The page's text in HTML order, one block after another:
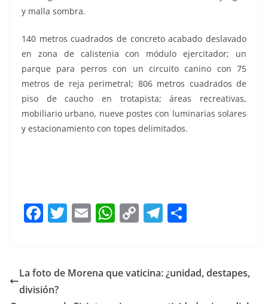
y malla sombra.
140 metros cuadrados de concreto acabado deslavado
en zona de calistenia con módulo ejercitador; un
parque para perros con un circuito canino con 75
metros de reja perimetral; 806 metros cuadrados de
piso de caucho en trotapista; áreas recreativas,
mobiliario urbano, nueve postes con luminarias solares
y estacionamiento con topes delimitados.
F
e
b
T
er
E
l
W
s
C
y
T
gr e
La foto de Morena que vaticina: ¿unidad, destapes,
división?